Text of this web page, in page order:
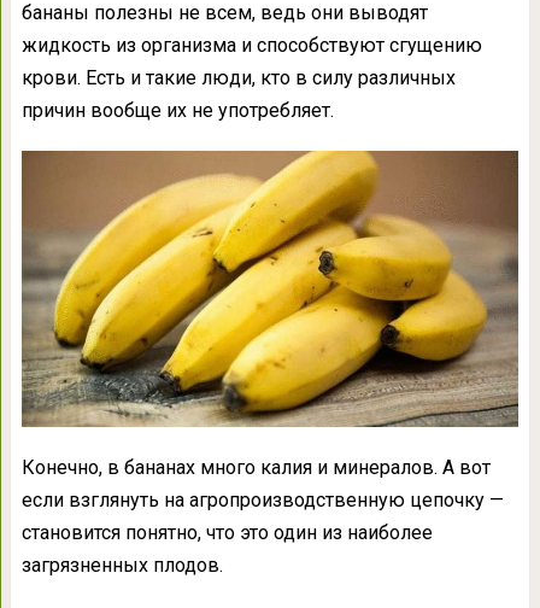
бананы полезны не всем, ведь они выводят
жидкость из организма и способствуют сгущению
крови. Есть и такие люди, кто в силу различных
причин вообще их не употребляет.
Конечно, в бананах много калия и минералов. А вот
если взглянуть на агропроизводственную цепочку —
становится понятно, что это один из наиболее
загрязненных плодов.